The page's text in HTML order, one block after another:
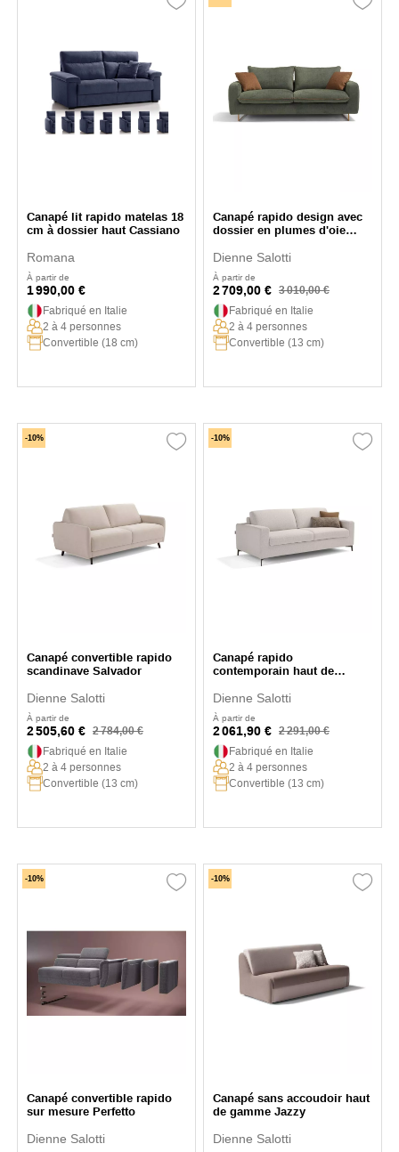
Canapé lit rapido matelas 18
cm à dossier haut Cassiano
Romana
À partir de
1 990,00 €
Fabriqué en Italie
2 à 4 personnes
Convertible (18 cm)
Canapé rapido design avec
dossier en plumes d'oie
Dienne Salotti
À partir de
2 709,00 € 3 010,00 €
Fabriqué en Italie
2 à 4 personnes
Convertible (13 cm)
-10%
Canapé convertible rapido
scandinave Salvador
Dienne Salotti
À partir de
2 505,60 € 2 784,00 €
Fabriqué en Italie
2 à 4 personnes
Convertible (13 cm)
-10%
Canapé rapido
contemporain haut de
Dienne Salotti
À partir de
2 061,90 € 2 291,00 €
Fabriqué en Italie
2 à 4 personnes
Convertible (13 cm)
-10%
Canapé convertible rapido
sur mesure Perfetto
Dienne Salotti
-10%
Canapé sans accoudoir haut
de gamme Jazzy
Dienne Salotti